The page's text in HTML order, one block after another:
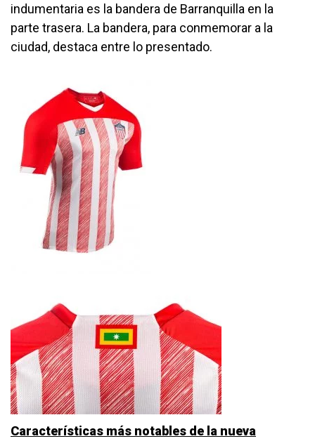
indumentaria es la bandera de Barranquilla en la
parte trasera. La bandera, para conmemorar a la
ciudad, destaca entre lo presentado.
Características más notables de la nueva